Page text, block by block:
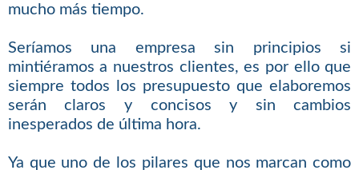
mucho más tiempo.
Seríamos una empresa sin principios si
mintiéramos a nuestros clientes, es por ello que
siempre todos los presupuesto que elaboremos
serán claros y concisos y sin cambios
inesperados de última hora.
Ya que uno de los pilares que nos marcan como